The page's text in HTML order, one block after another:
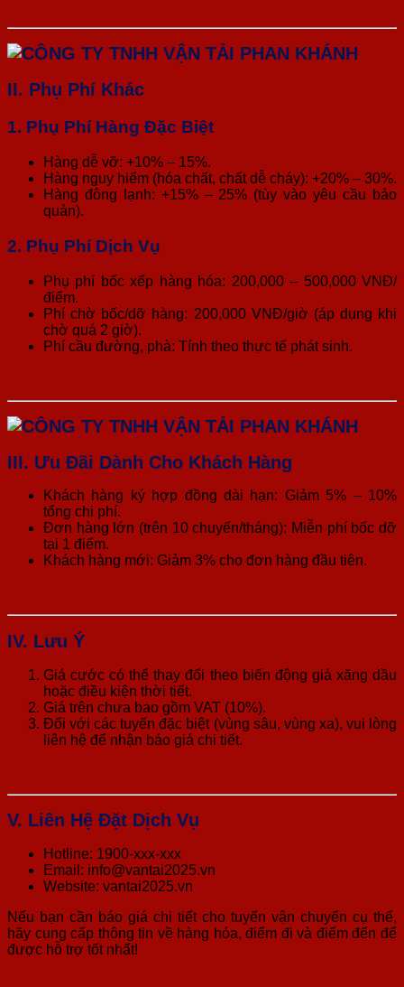
II. Phụ Phí Khác
1. Phụ Phí Hàng Đặc Biệt
Hàng dễ vỡ: +10% – 15%.
Hàng nguy hiểm (hóa chất, chất dễ cháy): +20% – 30%.
Hàng đông lạnh: +15% – 25% (tùy vào yêu cầu bảo
quản).
2. Phụ Phí Dịch Vụ
Phụ phí bốc xếp hàng hóa: 200,000 – 500,000 VNĐ/
điểm.
Phí chờ bốc/dỡ hàng: 200,000 VNĐ/giờ (áp dụng khi
chờ quá 2 giờ).
Phí cầu đường, phà: Tính theo thực tế phát sinh.
III. Ưu Đãi Dành Cho Khách Hàng
Khách hàng ký hợp đồng dài hạn: Giảm 5% – 10%
tổng chi phí.
Đơn hàng lớn (trên 10 chuyến/tháng): Miễn phí bốc dỡ
tại 1 điểm.
Khách hàng mới: Giảm 3% cho đơn hàng đầu tiên.
IV. Lưu Ý
Giá cước có thể thay đổi theo biến động giá xăng dầu
hoặc điều kiện thời tiết.
Giá trên chưa bao gồm VAT (10%).
Đối với các tuyến đặc biệt (vùng sâu, vùng xa), vui lòng
liên hệ để nhận báo giá chi tiết.
V. Liên Hệ Đặt Dịch Vụ
Hotline: 1900-xxx-xxx
Email: info@vantai2025.vn
Website: vantai2025.vn
Nếu bạn cần báo giá chi tiết cho tuyến vận chuyển cụ thể,
hãy cung cấp thông tin về hàng hóa, điểm đi và điểm đến để
được hỗ trợ tốt nhất!